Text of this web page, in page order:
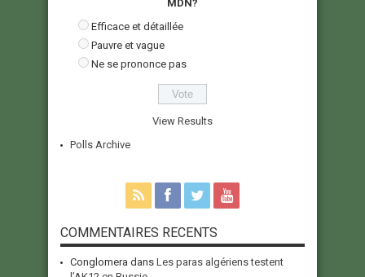
MDN?
Efficace et détaillée
Pauvre et vague
Ne se prononce pas
View Results
Polls Archive
COMMENTAIRES RECENTS
Conglomera dans Les paras algériens testent